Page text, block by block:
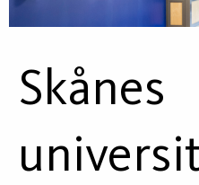
Skånes